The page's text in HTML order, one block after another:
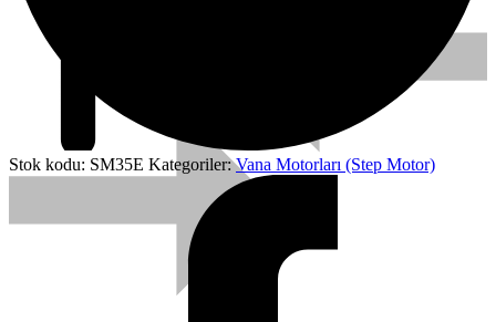
Stok kodu: SM35E Kategoriler:Vana Motorları (Step Motor)